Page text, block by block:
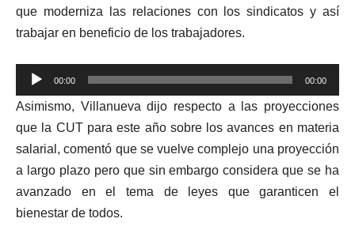
que moderniza las relaciones con los sindicatos y así
trabajar en beneficio de los trabajadores.
Reproductor
de
audio
00:00 00:00
Asimismo, Villanueva dijo respecto a las proyecciones
que la CUT para este año sobre los avances en materia
salarial, comentó que se vuelve complejo una proyección
a largo plazo pero que sin embargo considera que se ha
avanzado en el tema de leyes que garanticen el
bienestar de todos.